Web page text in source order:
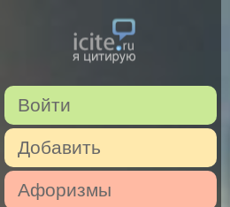
Войти
Добавить
Афоризмы